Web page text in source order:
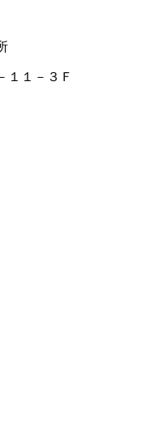
１１－３Ｆ